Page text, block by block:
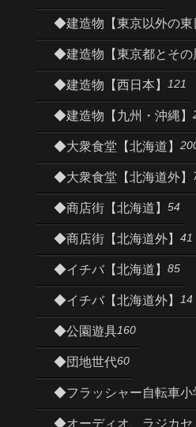
◆建造物【東京以外の東
◆建造物【東京都とその
◆建造物【西日本】 121
◆建造物【九州・沖縄】
◆大衆食堂【北海道】
◆大衆食堂【北海道外】
◆商店街【北海道】 54
◆商店街【北海道外】 41
◆イチバ【北海道】 85
◆イチバ【北海道外】 14
◆公園遊具160
◆団地世代60
◆フラッシャー自転車小
◆オーディオ、ラジカセ